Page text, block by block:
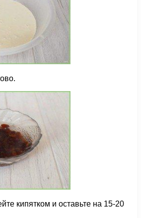
кипятком и оставьте на 15-20